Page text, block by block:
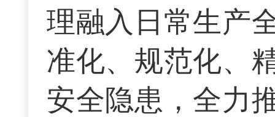
理融入日常生产
准化、规范化、
安全隐患，全力